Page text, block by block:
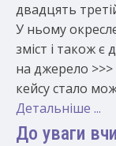
двадцять
У ньому
зміст і також
на джерело
кейсу стало
Детальніше ...
До уваги